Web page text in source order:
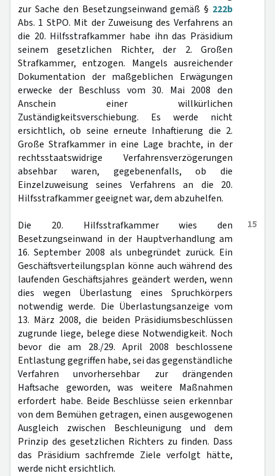
zur Sache den Besetzungseinwand gemäß § 222b
Abs. 1 StPO. Mit der Zuweisung des Verfahrens an
die 20. Hilfsstrafkammer habe ihn das Präsidium
seinem gesetzlichen Richter, der 2. Großen
Strafkammer, entzogen. Mangels ausreichender
Dokumentation der maßgeblichen Erwägungen
erwecke der Beschluss vom 30. Mai 2008 den
Anschein einer willkürlichen
Zuständigkeitsverschiebung. Es werde nicht
ersichtlich, ob seine erneute Inhaftierung die 2.
Große Strafkammer in eine Lage brachte, in der
rechtsstaatswidrige Verfahrensverzögerungen
absehbar waren, gegebenenfalls, ob die
Einzelzuweisung seines Verfahrens an die 20.
Hilfsstrafkammer geeignet war, dem abzuhelfen.
15
Die 20. Hilfsstrafkammer wies den
Besetzungseinwand in der Hauptverhandlung am
16. September 2008 als unbegründet zurück. Ein
Geschäftsverteilungsplan könne auch während des
laufenden Geschäftsjahres geändert werden, wenn
dies wegen Überlastung eines Spruchkörpers
notwendig werde. Die Überlastungsanzeige vom
13. März 2008, die beiden Präsidiumsbeschlüssen
zugrunde liege, belege diese Notwendigkeit. Noch
bevor die am 28./29. April 2008 beschlossene
Entlastung gegriffen habe, sei das gegenständliche
Verfahren unvorhersehbar zur drängenden
Haftsache geworden, was weitere Maßnahmen
erfordert habe. Beide Beschlüsse seien erkennbar
von dem Bemühen getragen, einen ausgewogenen
Ausgleich zwischen Beschleunigung und dem
Prinzip des gesetzlichen Richters zu finden. Dass
das Präsidium sachfremde Ziele verfolgt hätte,
werde nicht ersichtlich.